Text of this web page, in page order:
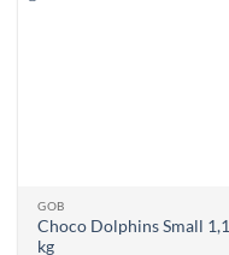
GOB
Choco Dolphins Small 1,1
kg